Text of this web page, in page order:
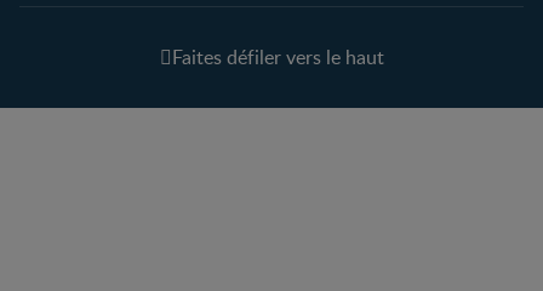
Faites défiler vers le haut